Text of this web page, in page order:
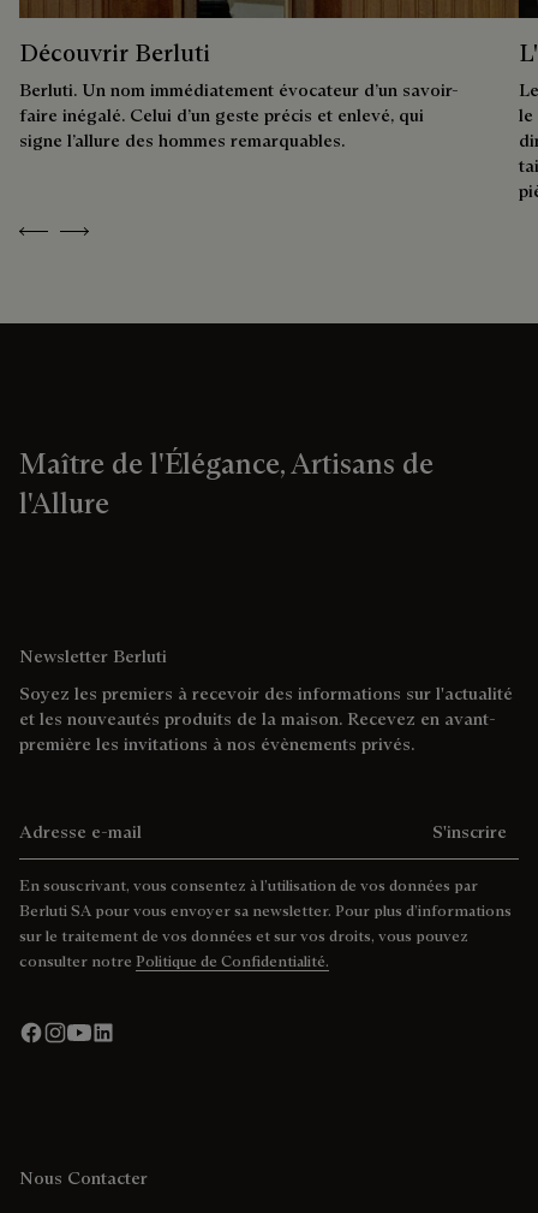
Previous
Next
Découvrir Berluti
Berluti. Un nom immédiatement évocateur d’un savoir-
faire inégalé. Celui d’un geste précis et enlevé, qui
signe l’allure des hommes remarquables.
le
Maître de l'Élégance, Artisans de
l'Allure
Newsletter Berluti
Soyez les premiers à recevoir des informations sur l'actualité
et les nouveautés produits de la maison. Recevez en avant-
première les invitations à nos évènements privés.
S'inscrire
En souscrivant, vous consentez à l’utilisation de vos données par
Berluti SA pour vous envoyer sa newsletter. Pour plus d’informations
sur le traitement de vos données et sur vos droits, vous pouvez
consulter notre Politique de Confidentialité.
Nous Contacter